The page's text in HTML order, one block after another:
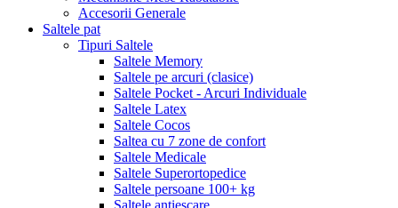
Accesorii Generale
Saltele pat
Tipuri Saltele
Saltele Memory
Saltele pe arcuri (clasice)
Saltele Pocket - Arcuri Individuale
Saltele Latex
Saltele Cocos
Saltea cu 7 zone de confort
Saltele Medicale
Saltele Superortopedice
Saltele persoane 100+ kg
Saltele antiescare